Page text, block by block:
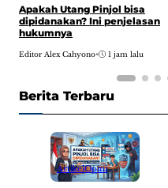
Apakah Utang Pinjol bisa
dipidanakan? Ini penjelasan
hukumnya
Editor Alex Cahyono• 1 jam lalu
Berita Terbaru
ArtikelOpini